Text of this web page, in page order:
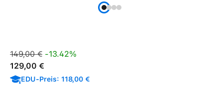
Verkaufspreis:
Regulärer Preis:
149,00 € -13.42%
129,00 €
EDU-Preis: 118,00 €